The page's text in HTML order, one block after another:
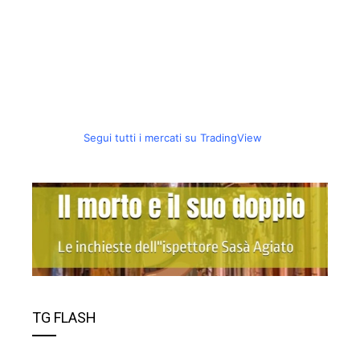
Segui tutti i mercati su TradingView
TG FLASH